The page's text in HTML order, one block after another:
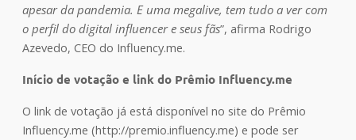
apesar da pandemia. E uma megalive, tem tudo a ver com
o perfil do digital influencer e seus fãs”, afirma Rodrigo
Azevedo, CEO do Influency.me.
Início de votação e link do Prêmio Influency.me
O link de votação já está disponível no site do Prêmio
Influency.me (http://premio.influency.me) e pode ser